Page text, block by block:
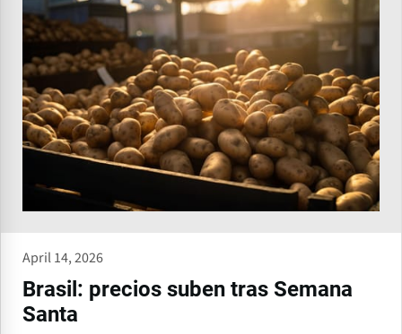
April 14, 2026
Brasil: precios suben tras Semana
Santa